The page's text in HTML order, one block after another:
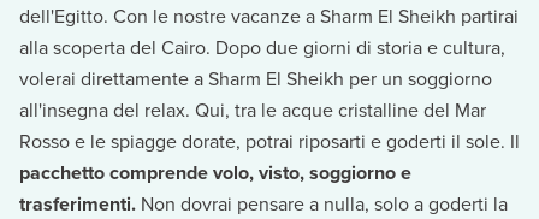
dell'Egitto. Con le nostre vacanze a Sharm El Sheikh partirai
alla scoperta del Cairo. Dopo due giorni di storia e cultura,
volerai direttamente a Sharm El Sheikh per un soggiorno
all'insegna del relax. Qui, tra le acque cristalline del Mar
Rosso e le spiagge dorate, potrai riposarti e goderti il sole. Il
pacchetto comprende volo, visto, soggiorno e
trasferimenti. Non dovrai pensare a nulla, solo a goderti la